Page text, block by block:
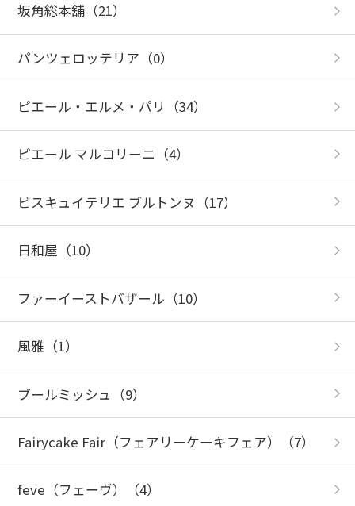
坂角総本舖（21）
パンツェロッテリア （0）
ピエール・エルメ・パリ （34）
ピエール マルコリーニ （4）
ビスキュイテリエ ブルトンヌ （17）
日和屋 （10）
ファーイーストバザール （10）
風雅 （1）
ブールミッシュ （9）
Fairycake Fair（フェアリーケーキフェア） （7）
feve（フェーヴ） （4）